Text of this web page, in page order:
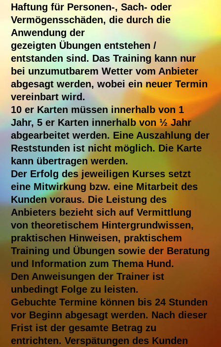
Haftung für Personen-, Sach- oder
Vermögensschäden, die durch die
Anwendung der
gezeigten Übungen entstehen /
entstanden sind. Das Training kann nur
bei unzumutbarem Wetter vom Anbieter
abgesagt werden, wobei ein neuer Termin
vereinbart wird.
10 er Karten müssen innerhalb von 1
Jahr, 5 er Karten innerhalb von ½ Jahr
abgearbeitet werden. Eine Auszahlung der
Reststunden ist nicht möglich. Die Karte
kann übertragen werden.
Der Erfolg des jeweiligen Kurses setzt
eine Mitwirkung bzw. eine Mitarbeit des
Kunden voraus. Die Leistung des
Anbieters bezieht sich auf Vermittlung
von theoretischem Hintergrundwissen,
praktischen Hinweisen, praktischem
Training und Übungen sowie der Beratung
und Information zum Thema Hund.
Den Anweisungen der Trainer ist
unbedingt Folge zu leisten.
Gebuchte Termine können bis 24 Stunden
vor Beginn abgesagt werden. Nach dieser
Frist ist der gesamte Betrag zu
entrichten. Verspätungen des Kunden